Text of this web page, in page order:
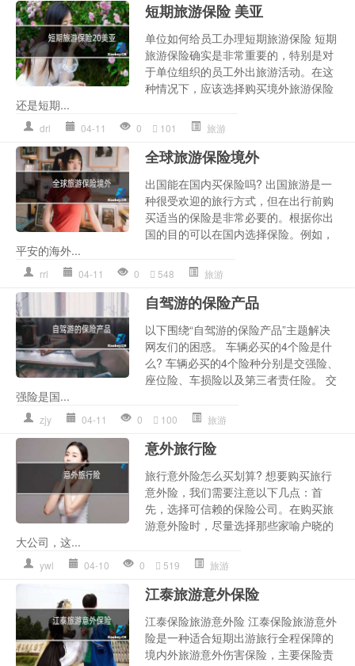
短期旅游保险 美亚
单位如何给员工办理短期旅游保险 短期
旅游保险确实是非常重要的，特别是对
于单位组织的员工外出旅游活动。在这
种情况下，应该选择购买境外旅游保险
还是短期...
drl 04-11 0 101 旅游
全球旅游保险境外
出国能在国内买保险吗? 出国旅游是一
种很受欢迎的旅行方式，但在出行前购
买适当的保险是非常必要的。根据你出
国的目的可以在国内选择保险。例如，
平安的海外...
rrl 04-11 0 548 旅游
自驾游的保险产品
以下围绕“自驾游的保险产品”主题解决
网友们的困惑。 车辆必买的4个险是什
么? 车辆必买的4个险种分别是交强险、
座位险、车损险以及第三者责任险。 交
强险是国...
zjy 04-11 0 100 旅游
意外旅行险
旅行意外险怎么买划算? 想要购买旅行
意外险，我们需要注意以下几点：首
先，选择可信赖的保险公司。在购买旅
游意外险时，尽量选择那些家喻户晓的
大公司，这...
ywl 04-10 0 519 旅游
江泰旅游意外保险
江泰保险旅游意外险 江泰保险旅游意外
险是一种适合短期出游旅行全程保障的
境内外旅游意外伤害保险，主要保险责